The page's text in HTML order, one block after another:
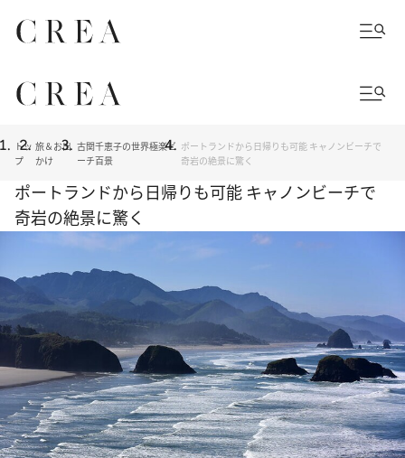
トッ
プ
旅＆お出
かけ
古関千恵子の世界極楽ビ
ーチ百景
ポートランドから日帰りも可能 キャノンビーチで
奇岩の絶景に驚く
ポートランドから日帰りも可能 キャノンビーチで
奇岩の絶景に驚く